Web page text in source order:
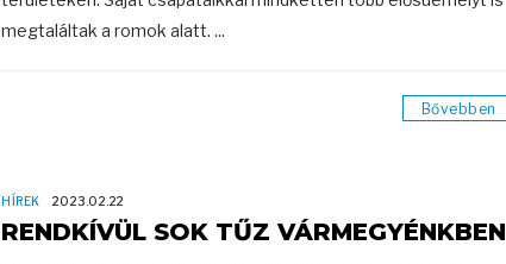
megtaláltak a romok alatt. ...
Bővebben
HÍREK 2023.02.22
RENDKÍVÜL SOK TŰZ VÁRMEGYÉNKBEN